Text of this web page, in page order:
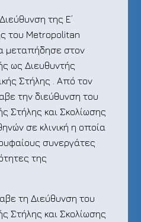
της E’
του Metropolitan
μεταπήδησε στον
ως Διευθυντής
Στήλης . Από τον
την διεύθυνση του
Στήλης και Σκολίωσης
σε κλινική η οποία
συνεργάτες
της
τη Διεύθυνση του
Στήλης και Σκολίωσης